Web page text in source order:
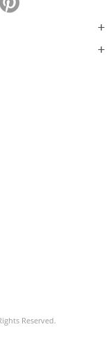
Reserved.